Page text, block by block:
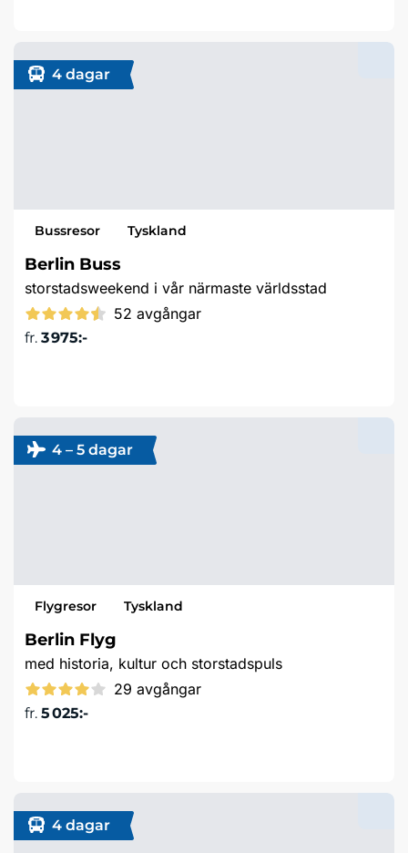
4 dagar
Bussresor Tyskland
Berlin Buss
storstadsweekend i vår närmaste världsstad
52 avgångar
fr. 3 975:-
4 – 5 dagar
Flygresor Tyskland
Berlin Flyg
med historia, kultur och storstadspuls
29 avgångar
fr. 5 025:-
4 dagar